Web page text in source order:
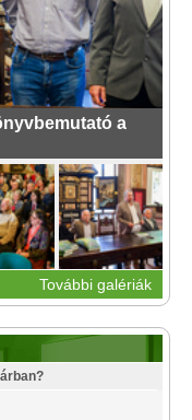
a
További galériák